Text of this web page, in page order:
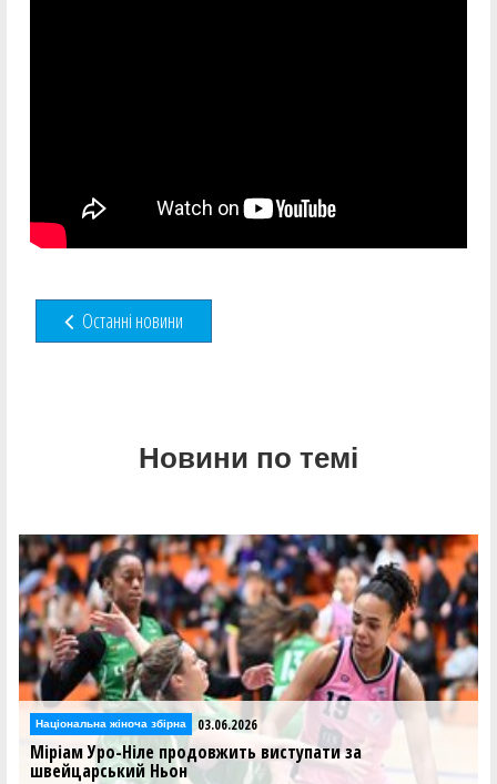
Останні новини
Новини по темі
Національна жіноча збірна 03.06.2026
Міріам Уро-Ніле продовжить виступати за
швейцарський Ньон